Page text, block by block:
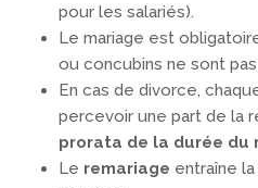
pour les salariés).
Le mariage est
ou concubins ne sont
En cas de divorce,
percevoir une part de la
prorata de la durée du
Le remariage entraîne